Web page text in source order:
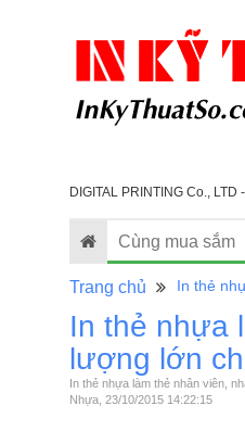
DIGITAL PRINTING Co., LTD
Cùng mua sắm
Trang chủ In thẻ
In thẻ nhựa
lượng lớn
In thẻ nhựa làm thẻ nhân viên,
Nhựa, 23/10/2015 14:22:15